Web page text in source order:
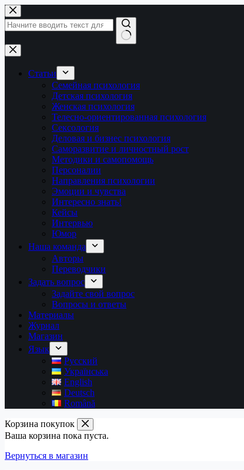
Перейти
к
сути
Ничего
не
найденоСтатьи
Семейная психология
Детская психология
Женская психология
Телесно-ориентированная психология
Сексология
Деловая и бизнес психология
Саморазвитие и личностный рост
Методики и самопомощь
Персоналии
Направления психологии
Эмоции и чувства
Интересно знать!
Кейсы
Интервью
Юмор
Наша команда
Авторы
Переводчики
Задать вопрос
Задайте свой вопрос
Вопросы и ответы
Материалы
Журнал
Магазин
Язык
Русский
Українська
English
Deutsch
Română
Корзина покупок
Ваша корзина пока пуста.
Вернуться в магазин